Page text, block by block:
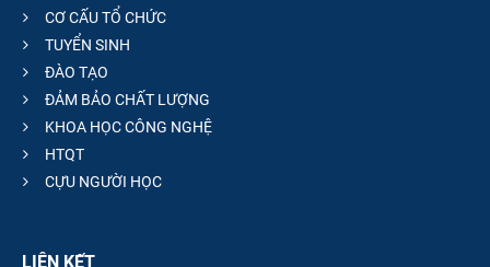
CƠ CẤU TỔ CHỨC
TUYỂN SINH
ĐÀO TẠO
ĐẢM BẢO CHẤT LƯỢNG
KHOA HỌC CÔNG NGHỆ
HTQT
CỰU NGƯỜI HỌC
LIÊN KẾT